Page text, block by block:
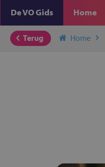
De VO Gids Home
Terug Home